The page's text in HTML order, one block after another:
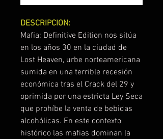
DESCRIPCION:
Mafia: Definitive Edition nos sitúa
en los años 30 en la ciudad de
Lost Heaven, urbe norteamericana
sumida en una terrible recesión
económica tras el Crack del 29 y
oprimida por una estricta Ley Seca
que prohíbe la venta de bebidas
alcohólicas. En este contexto
histórico las mafias dominan la